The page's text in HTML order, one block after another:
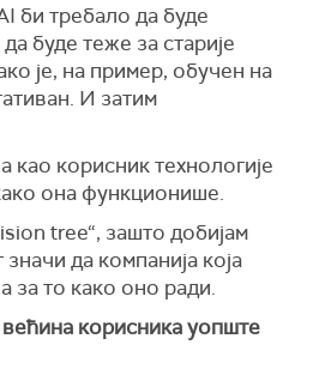
би требало да буде
буде теже за старије
је, на пример, обучен на
И затим
као корисник технологије
она функционише.
tree“, зашто добијам
да компанија која
за то како оно ради.
већина корисника уопште